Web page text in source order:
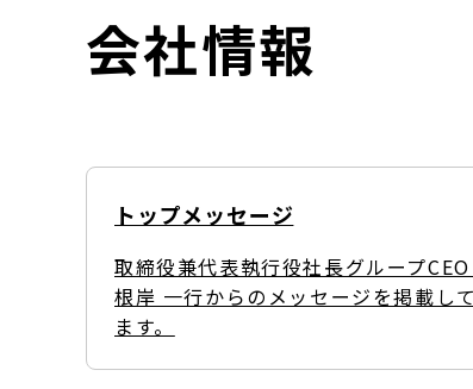
コンプライアンス
コンダクト向上の取組み
ローカル共創イニシアティブ
関連事業
個人投資家のみなさまへ
財務情報・IR資料
IRニュース
IRカレンダー
担当役員メッセージ
持続可能な金融のフレームワーク
会社情報
トップメッセージ
取締役兼代表執行役社長グループ
根岸 一行からのメッセージを掲載し
ます。